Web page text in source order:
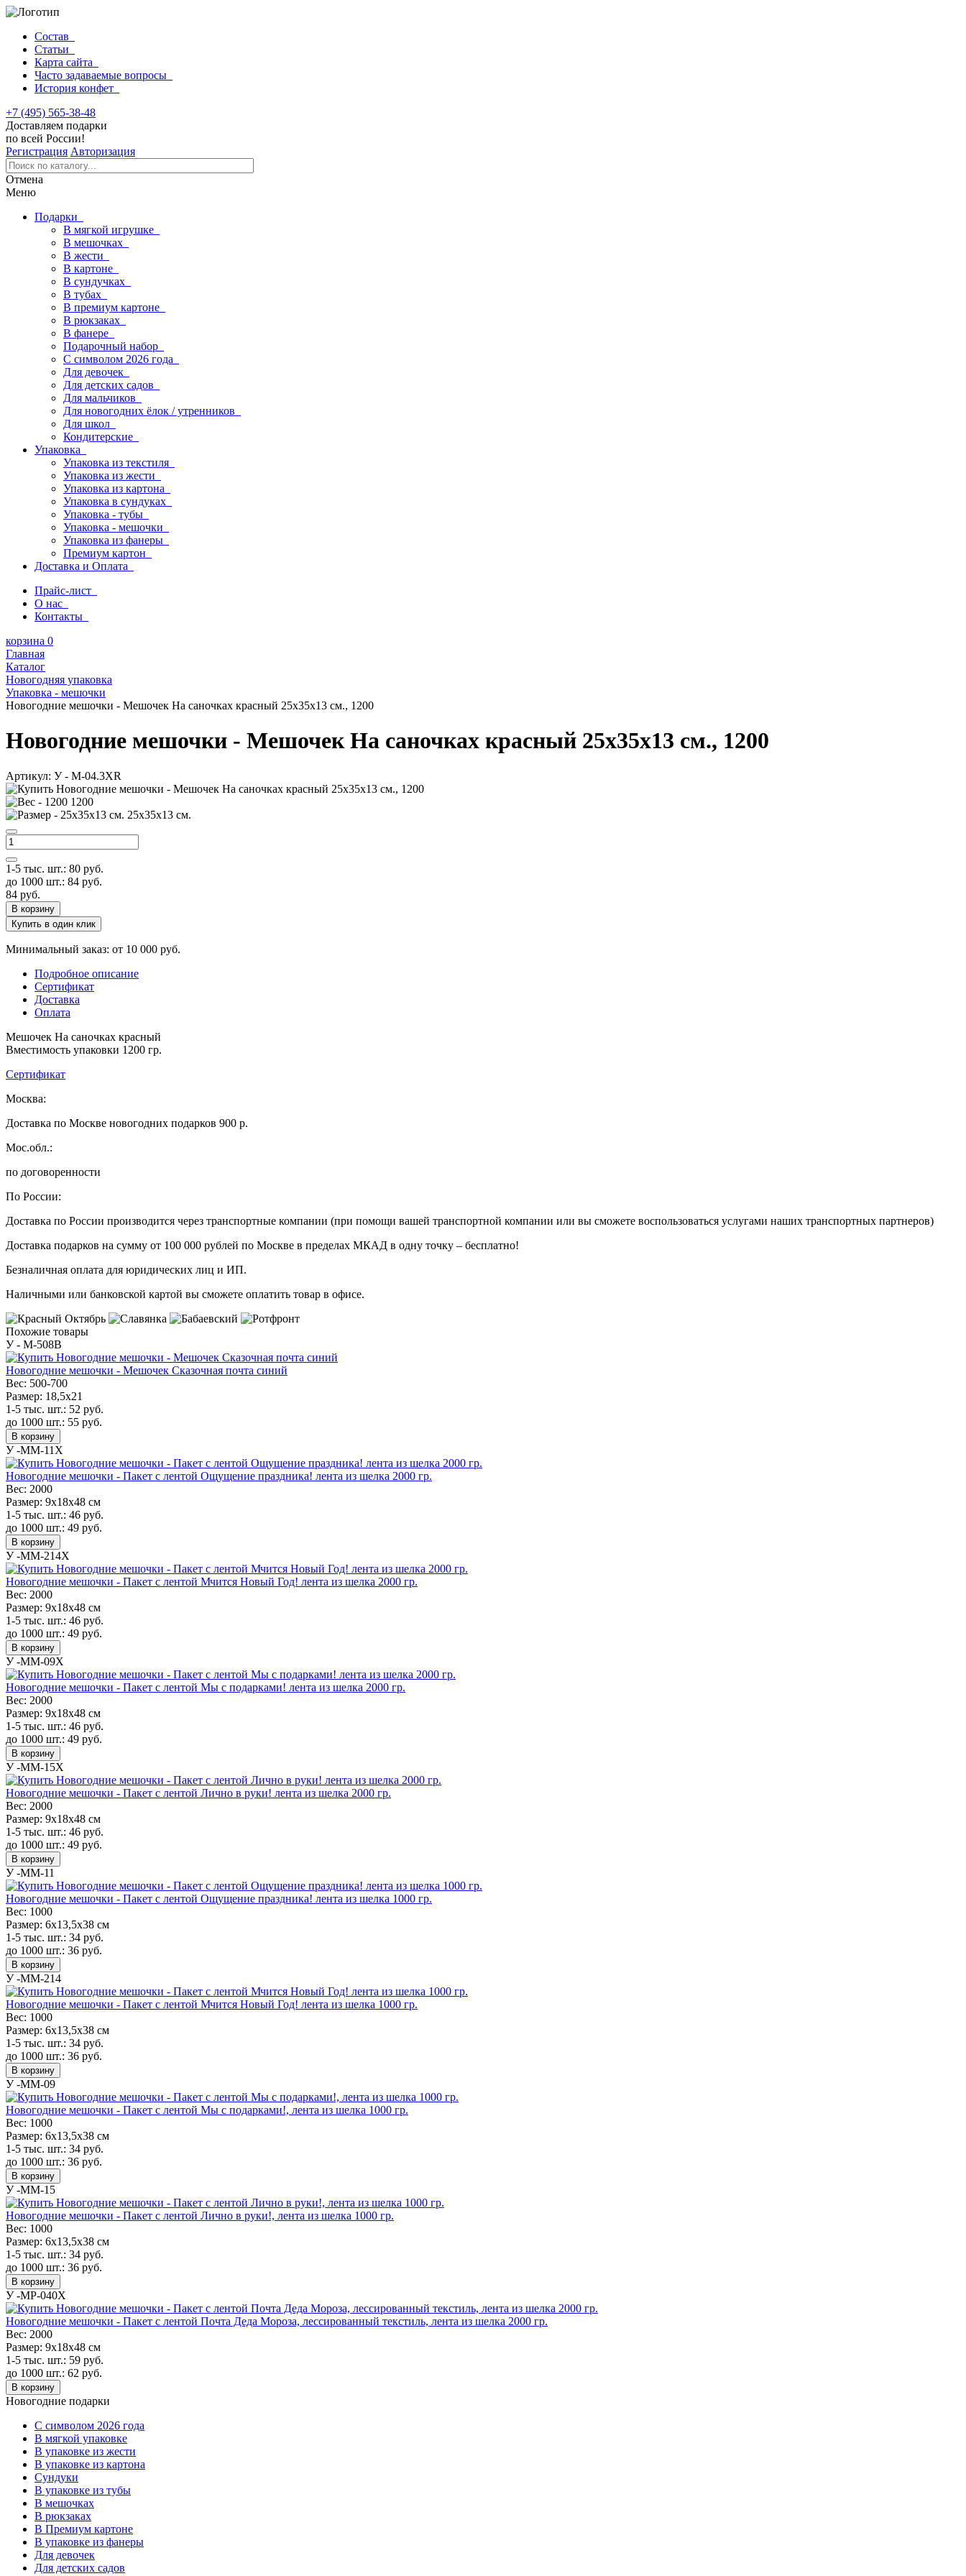
Состав
Статьи
Карта сайта
Часто задаваемые вопросы
История конфет
+7 (495) 565-38-48
Доставляем подарки
по всей России!
Регистрация Авторизация
Отмена
Меню
Подарки
В мягкой игрушке
В мешочках
В жести
В картоне
В сундучках
В тубах
В премиум картоне
В рюкзаках
В фанере
Подарочный набор
С символом 2026 года
Для девочек
Для детских садов
Для мальчиков
Для новогодних ёлок / утренников
Для школ
Кондитерские
Упаковка
Упаковка из текстиля
Упаковка из жести
Упаковка из картона
Упаковка в сундуках
Упаковка - тубы
Упаковка - мешочки
Упаковка из фанеры
Премиум картон
Доставка и Оплата
Прайс-лист
О нас
Контакты
корзина 0
Главная
Каталог
Новогодняя упаковка
Упаковка - мешочки
Новогодние мешочки - Мешочек На саночках красный 25х35х13 см., 1200
Новогодние мешочки - Мешочек На саночках красный 25х35х13 см., 1200
Артикул: У - M-04.3XR
1200
25х35х13 см.
1-5 тыс. шт.: 80 руб.
до 1000 шт.: 84 руб.
84 руб.
В корзину
Купить в один клик
Минимальный заказ: от 10 000 руб.
Подробное описание
Сертификат
Доставка
Оплата
Мешочек На саночках красный
Вместимость упаковки 1200 гр.
Сертификат
Москва:
Доставка по Москве новогодних подарков 900 р.
Мос.обл.:
по договоренности
По России:
Доставка по России производится через транспортные компании (при помощи вашей транспортной компании или вы сможете воспользоваться услугами наших транспортных партнеров)
Доставка подарков на сумму от 100 000 рублей по Москве в пределах МКАД в одну точку – бесплатно!
Безналичная оплата для юридических лиц и ИП.
Наличными или банковской картой вы сможете оплатить товар в офисе.
Похожие товары
У - M-508B
Новогодние мешочки - Мешочек Сказочная почта синий
Вес: 500-700
Размер: 18,5х21
1-5 тыс. шт.: 52 руб.
до 1000 шт.: 55 руб.
В корзину
У -MM-11X
Новогодние мешочки - Пакет с лентой Ощущение праздника! лента из шелка 2000 гр.
Вес: 2000
Размер: 9х18х48 см
1-5 тыс. шт.: 46 руб.
до 1000 шт.: 49 руб.
В корзину
У -MM-214X
Новогодние мешочки - Пакет с лентой Мчится Новый Год! лента из шелка 2000 гр.
Вес: 2000
Размер: 9х18х48 см
1-5 тыс. шт.: 46 руб.
до 1000 шт.: 49 руб.
В корзину
У -MM-09X
Новогодние мешочки - Пакет с лентой Мы с подарками! лента из шелка 2000 гр.
Вес: 2000
Размер: 9х18х48 см
1-5 тыс. шт.: 46 руб.
до 1000 шт.: 49 руб.
В корзину
У -MM-15X
Новогодние мешочки - Пакет с лентой Лично в руки! лента из шелка 2000 гр.
Вес: 2000
Размер: 9х18х48 см
1-5 тыс. шт.: 46 руб.
до 1000 шт.: 49 руб.
В корзину
У -MM-11
Новогодние мешочки - Пакет с лентой Ощущение праздника! лента из шелка 1000 гр.
Вес: 1000
Размер: 6х13,5х38 см
1-5 тыс. шт.: 34 руб.
до 1000 шт.: 36 руб.
В корзину
У -MM-214
Новогодние мешочки - Пакет с лентой Мчится Новый Год! лента из шелка 1000 гр.
Вес: 1000
Размер: 6х13,5х38 см
1-5 тыс. шт.: 34 руб.
до 1000 шт.: 36 руб.
В корзину
У -MM-09
Новогодние мешочки - Пакет с лентой Мы с подарками!, лента из шелка 1000 гр.
Вес: 1000
Размер: 6х13,5х38 см
1-5 тыс. шт.: 34 руб.
до 1000 шт.: 36 руб.
В корзину
У -MM-15
Новогодние мешочки - Пакет с лентой Лично в руки!, лента из шелка 1000 гр.
Вес: 1000
Размер: 6х13,5х38 см
1-5 тыс. шт.: 34 руб.
до 1000 шт.: 36 руб.
В корзину
У -MP-040X
Новогодние мешочки - Пакет с лентой Почта Деда Мороза, лессированный текстиль, лента из шелка 2000 гр.
Вес: 2000
Размер: 9х18х48 см
1-5 тыс. шт.: 59 руб.
до 1000 шт.: 62 руб.
В корзину
Новогодние подарки
C символом 2026 года
В мягкой упаковке
В упаковке из жести
В упаковке из картона
Сундуки
В упаковке из тубы
В мешочках
В рюкзаках
В Премиум картоне
В упаковке из фанеры
Для девочек
Для детских садов